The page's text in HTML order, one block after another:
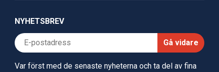
NYHETSBREV
Gå vidare
Var först med de senaste nyheterna och ta del av fina